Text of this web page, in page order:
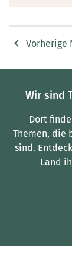
Vorherige
Wir sind
Dort
Themen, die
sind.
Land